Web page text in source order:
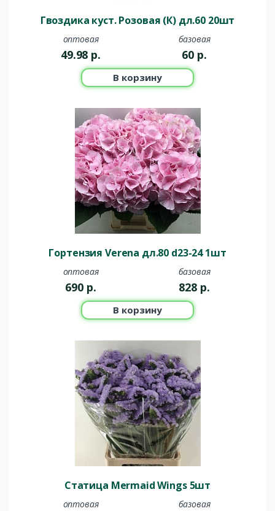
Гвоздика куст. Розовая (К) дл.60 20шт
оптовая
49.98 р.
базовая
60 р.
В корзину
Гортензия Verena дл.80 d23-24 1шт
оптовая
690 р.
базовая
828 р.
В корзину
Статица Mermaid Wings 5шт
оптовая базовая